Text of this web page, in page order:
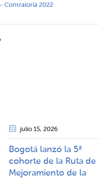
Contraloría 2022
julio 15, 2026
Bogotá lanzó la 5ª
cohorte de la Ruta de
Mejoramiento de la